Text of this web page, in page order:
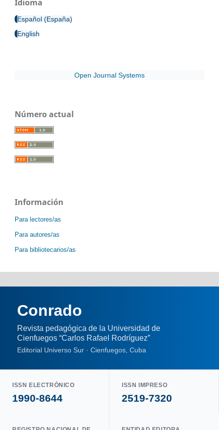
Idioma
Español (España)
English
Open Journal Systems
Número actual
Información
Para lectores/as
Para autores/as
Para bibliotecarios/as
Conrado
Revista pedagógica de la Universidad de
Cienfuegos “Carlos Rafael Rodríguez”
Editorial Universo Sur · Cienfuegos, Cuba
ISSN ELECTRÓNICO
1990-8644
ISSN IMPRESO
2519-7320